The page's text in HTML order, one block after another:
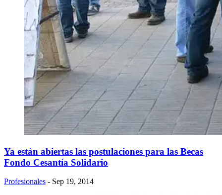
Ya están abiertas las postulaciones para las Becas
Fondo Cesantía Solidario
Profesionales - Sep 19, 2014